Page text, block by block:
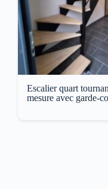
Escalier quart
mesure avec garde-